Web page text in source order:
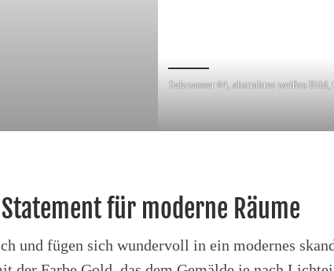
Salzwasser #4, abstraktes weißes
für moderne Räume
und fügen sich wundervoll in ein modernes